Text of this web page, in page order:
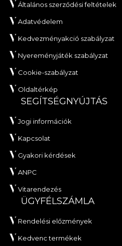
Általános szerződési feltételek
Adatvédelem
Kedvezményakció szabályzat
Nyereményjáték szabályzat
Cookie-szabályzat
Oldaltérkép
SEGÍTSÉGNYÚJTÁS
Jogi információk
Kapcsolat
Gyakori kérdések
ANPC
Vitarendezés
ÜGYFÉLSZÁMLA
Rendelési előzmények
Kedvenc termékek